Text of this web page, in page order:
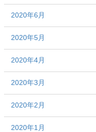
2020年6月
2020年5月
2020年4月
2020年3月
2020年2月
2020年1月